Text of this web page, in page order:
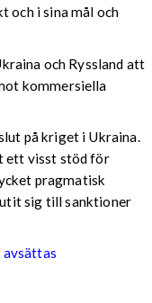
och i sina mål och
och Ryssland att
kommersiella
på kriget i Ukraina.
ett visst stöd för
pragmatisk
sig till sanktioner
avsättas